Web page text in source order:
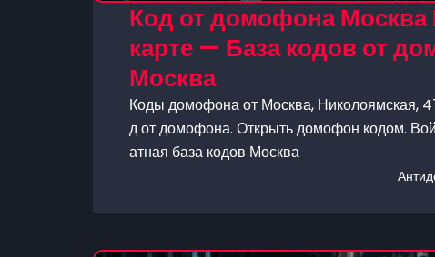
Код от домофона Москва
карте — База кодов от
Москва
Коды домофона от Москва, Николоямская,
д от домофона. Открыть домофон кодом.
атная база кодов Москва